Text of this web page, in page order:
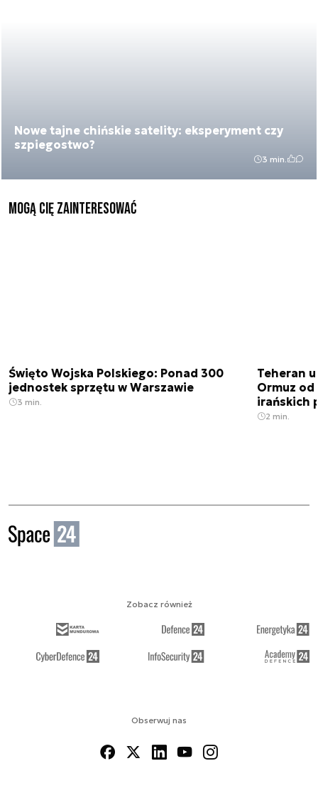
Nowe tajne chińskie satelity: eksperyment czy
szpiegostwo?
3 min.
Mogą Cię zainteresować
Święto Wojska Polskiego: Ponad 300
jednostek sprzętu w Warszawie
3 min.
Teheran
Ormuz
irańskich
2 min.
Obserwuj nas
Zobacz również